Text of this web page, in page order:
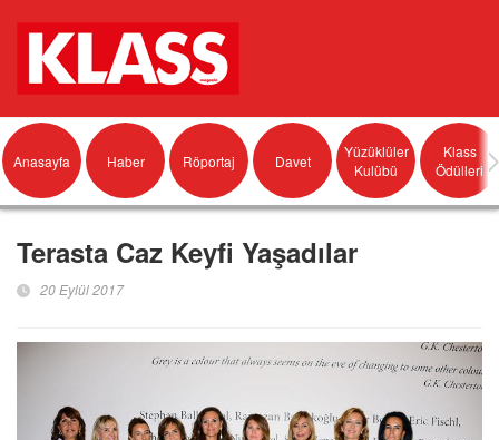
Anasayfa Haber Röportaj Davet
Yüzüklüler
Kulübü
Klass
Ödülleri
Terasta Caz Keyfi Yaşadılar
20 Eylül 2017